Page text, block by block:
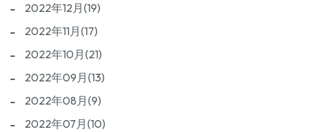
2022年12月(19)
2022年11月(17)
2022年10月(21)
2022年09月(13)
2022年08月(9)
2022年07月(10)